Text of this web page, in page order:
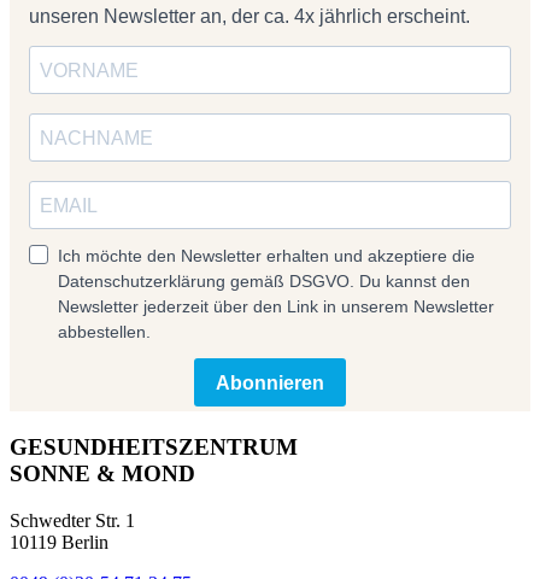
unseren Newsletter an, der ca. 4x jährlich erscheint.
Ich möchte den Newsletter erhalten und akzeptiere die
Datenschutzerklärung gemäß DSGVO. Du kannst den
Newsletter jederzeit über den Link in unserem Newsletter
abbestellen.
Abonnieren
GESUNDHEITSZENTRUM
SONNE & MOND
Schwedter Str. 1
10119 Berlin